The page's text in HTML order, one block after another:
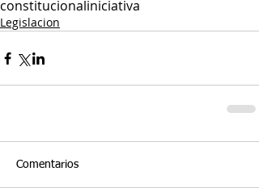
constitucionaliniciativa
Legislacion
Comentarios